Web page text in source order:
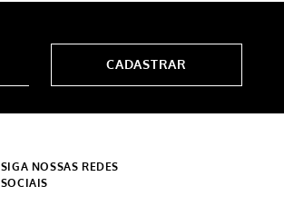
CADASTRAR
SIGA NOSSAS REDES
SOCIAIS